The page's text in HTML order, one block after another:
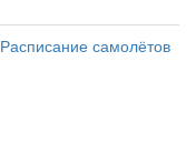
Расписание самолётов